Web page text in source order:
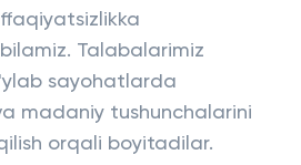
Talabalarimiz
sayohatlarda
madaniy tushunchalarini
orqali boyitadilar.